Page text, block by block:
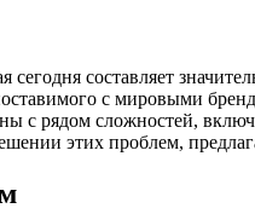
составляет
с мировыми
с рядом сложностей,
этих проблем,